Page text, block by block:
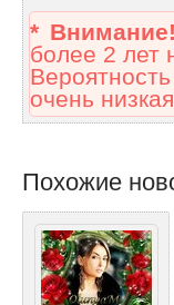
* Внимание!
более 2 лет
очень
Похожие